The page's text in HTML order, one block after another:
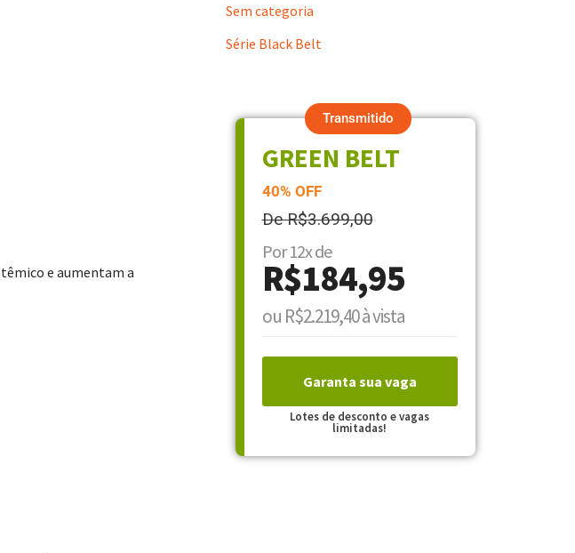
e aumentam a
Sem categoria
Série Black Belt
Transmitido
GREEN BELT
40% OFF
De R$3.699,00
Por 12x de
R$184,95
ou R$2.219,40 à vista
Garanta sua vaga
Lotes de desconto e vagas
limitadas!